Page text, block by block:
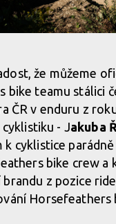
Od lišky k
že můžeme
bike teamu stálici
ČR v enduru z
- Jakuba
k cyklistice parádně
bike crew a
z pozice
Horsefeathers